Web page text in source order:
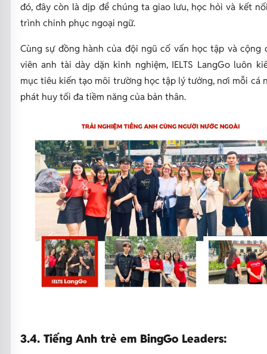
đó, đây còn là dịp để chúng ta giao lưu, học hỏi và kết
trình chinh phục ngoại ngữ.
Cùng sự đồng hành của đội ngũ cố vấn học tập và cộng
viên anh tài dày dặn kinh nghiệm, IELTS LangGo luôn
mục tiêu kiến tạo môi trường học tập lý tưởng, nơi mỗi cá
phát huy tối đa tiềm năng của bản thân.
3.4. Tiếng Anh trẻ em BingGo Leaders: